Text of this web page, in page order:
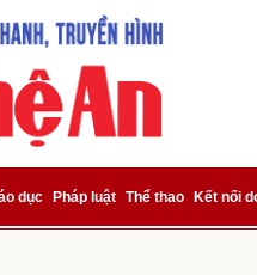
dục Pháp luật Thể thao Kết nối